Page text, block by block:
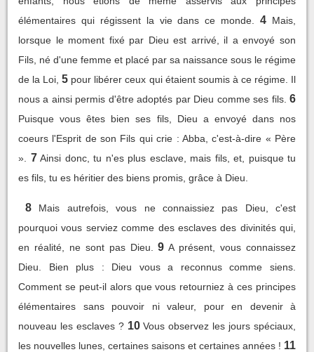
élémentaires qui régissent la vie dans ce monde.
4 Mais,
lorsque le moment fixé par Dieu est arrivé, il a envoyé son
Fils, né d'une femme et placé par sa naissance sous le régime
de la Loi, 5 pour libérer ceux qui étaient soumis à ce régime. Il
nous a ainsi permis d'être adoptés par Dieu comme ses fils. 6
Puisque vous êtes bien ses fils, Dieu a envoyé dans nos
coeurs l'Esprit de son Fils qui crie : Abba, c'est-à-dire « Père
».
7 Ainsi donc, tu n'es plus esclave, mais fils, et, puisque tu
es fils, tu es héritier des biens promis, grâce à Dieu.
8
Mais autrefois, vous ne connaissiez pas Dieu, c'est
pourquoi vous serviez comme des esclaves des divinités qui,
en réalité, ne sont pas Dieu.
9 A présent, vous connaissez
Dieu. Bien plus : Dieu vous a reconnus comme siens.
Comment se peut-il alors que vous retourniez à ces principes
élémentaires sans pouvoir ni valeur, pour en devenir à
nouveau les esclaves ? 10 Vous observez les jours spéciaux,
les nouvelles lunes, certaines saisons et certaines années ! 11